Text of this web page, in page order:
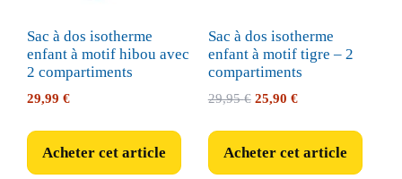
Sac à dos isotherme
enfant à motif hibou avec
2 compartiments
29,99 €
Acheter cet article
Sac à dos isotherme
enfant à motif tigre – 2
compartiments
29,95€ Le
était :
25,90 €Le
est :
Acheter cet article